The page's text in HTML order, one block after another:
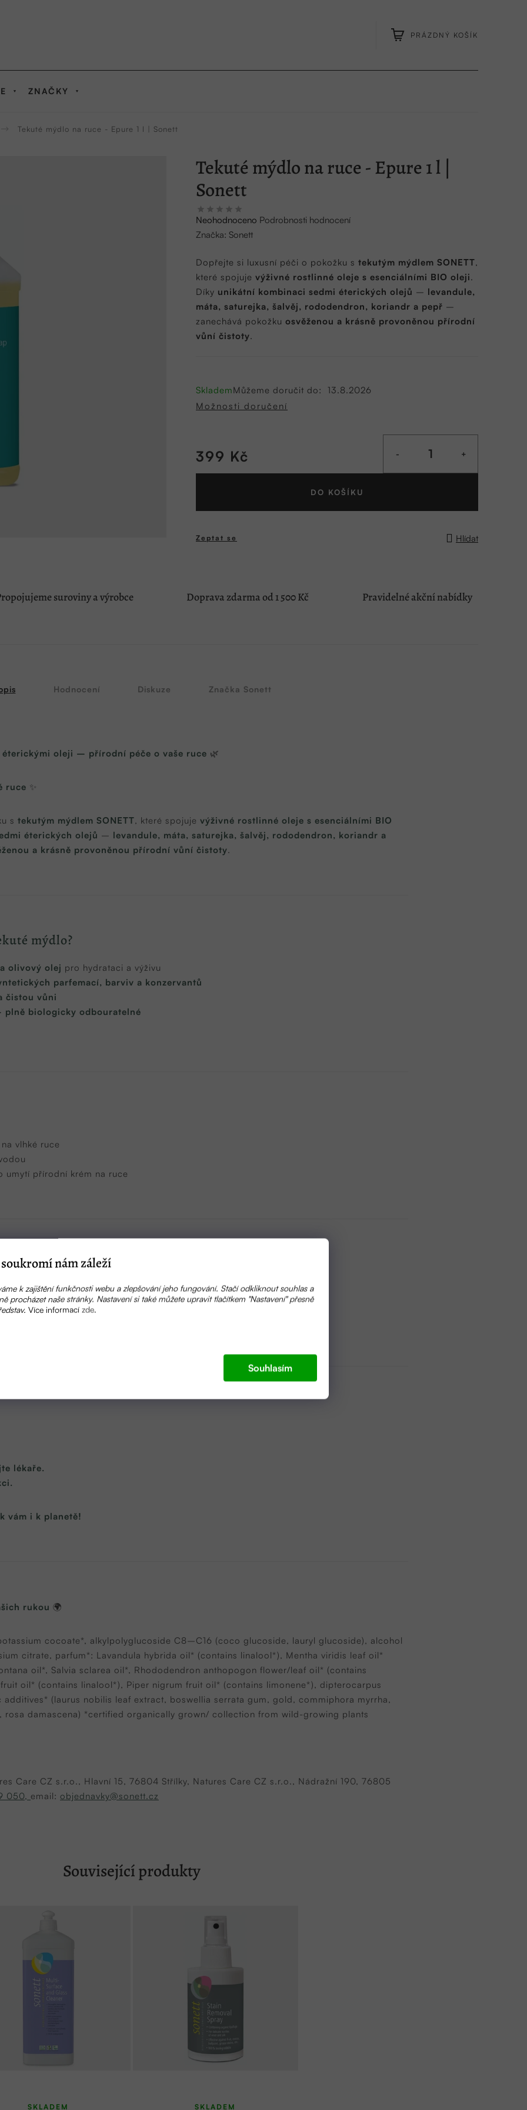
soukromí nám záleží
k zajištění funkčnosti webu a zlepšování jeho fungování. Stačí odkliknout souhlas a
procházet naše stránky. Nastavení si také můžete upravit tlačítkem "Nastavení" přesně
Více informací zde.
Souhlasím
PRÁZDNÝ KOŠÍK
ZNAČKY
Tekuté mýdlo na ruce - Epure 1 l | Sonett
Tekuté mýdlo na ruce - Epure 1 l |
Sonett
Průměrné
hodnocení
produktu
Neohodnoceno Podrobnosti hodnocení
Značka: Sonett
Dopřejte si luxusní péči o pokožku s tekutým mýdlem SONETT,
které spojuje výživné rostlinné oleje s esenciálními BIO oleji.
Díky unikátní kombinaci sedmi éterických olejů – levandule,
máta, saturejka, šalvěj, rododendron, koriandr a pepř –
zanechává pokožku osvěženou a krásně provoněnou přírodní
vůní čistoty.
SklademMůžeme doručit do:
13.8.2026
Možnosti doručení
399 Kč
DO KOŠÍKU
Zeptat se Hlídat
suroviny a výrobce Doprava zdarma od 1 500 Kč Pravidelné akční nabídky
Hodnocení Diskuze Značka Sonett
éterickými oleji – přírodní péče o vaše ruce 🌿
ruce ✨
s tekutým mýdlem SONETT, které spojuje výživné rostlinné oleje s esenciálními BIO
éterických olejů – levandule, máta, saturejka, šalvěj, rododendron, koriandr a
a krásně provoněnou přírodní vůní čistoty.
mýdlo?
olivový olej pro hydrataci a výživu
parfemací, barviv a konzervantů
čistou vůni
biologicky odbouratelné
vlhké ruce
umytí přírodní krém na ruce
odbouratelné
snadno biologicky rozložitelné složky
zemědělství
přísad
lékaře.
vám i k planetě!
rukou 🌍
cocoate*, alkylpolyglucoside C8–C16 (coco glucoside, lauryl glucoside), alcohol
citrate, parfum*: Lavandula hybrida oil* (contains linalool*), Mentha viridis leaf oil*
oil*, Salvia sclarea oil*, Rhododendron anthopogon flower/leaf oil* (contains
oil* (contains linalool*), Piper nigrum fruit oil* (contains limonene*), dipterocarpus
(laurus nobilis leaf extract, boswellia serrata gum, gold, commiphora myrrha,
rosa damascena) *certified organically grown/ collection from wild-growing plants
Care CZ s.r.o., Hlavní 15, 76804 Střílky, Natures Care CZ s.r.o., Nádražní 190, 76805
050, email: objednavky@sonett.cz
Související produkty
SKLADEM SKLADEM